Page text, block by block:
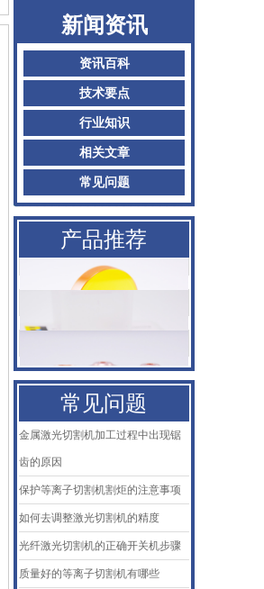
新闻资讯
资讯百科
技术要点
行业知识
相关文章
常见问题
产品推荐
普雷喷嘴
百超Bystronic喷嘴
KTB2陶瓷体
AMADA阿玛达喷嘴
二氧化碳聚焦镜
普雷喷嘴
百超Bystronic喷嘴
AMADA阿玛达喷嘴
二氧化碳聚焦镜
百超Bystronic喷嘴
KTB2陶瓷体
常见问题
金属激光切割机加工过程中出现锯
齿的原因
保护等离子切割机割炬的注意事项
如何去调整激光切割机的精度
光纤激光切割机的正确开关机步骤
质量好的等离子切割机有哪些